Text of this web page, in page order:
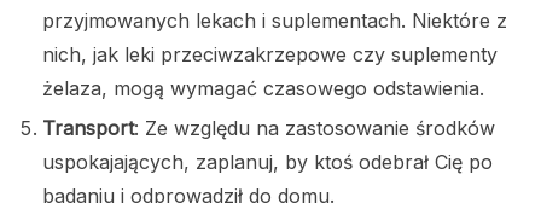
przyjmowanych lekach i suplementach. Niektóre z
nich, jak leki przeciwzakrzepowe czy suplementy
żelaza, mogą wymagać czasowego odstawienia.
Transport: Ze względu na zastosowanie środków
uspokajających, zaplanuj, by ktoś odebrał Cię po
badaniu i odprowadził do domu.